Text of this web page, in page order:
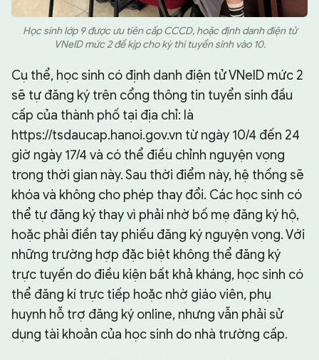
Học sinh lớp 9 được ưu tiên cấp CCCD, hoặc định danh điện tử
VNeID mức 2 để kịp cho kỳ thi tuyển sinh vào 10.
Cụ thể, học sinh có định danh điện tử VNeID mức 2
sẽ tự đăng ký trên cổng thông tin tuyển sinh đầu
cấp của thành phố tại địa chỉ: là
https://tsdaucap.hanoi.gov.vn từ ngày 10/4 đến 24
giờ ngày 17/4 và có thể điều chỉnh nguyện vọng
trong thời gian này. Sau thời điểm này, hệ thống sẽ
khóa và không cho phép thay đổi. Các học sinh có
thể tự đăng ký thay vì phải nhờ bố mẹ đăng ký hộ,
hoặc phải điền tay phiếu đăng ký nguyện vọng. Với
những trường hợp đặc biệt không thể đăng ký
trực tuyến do điều kiện bất khả kháng, học sinh có
thể đăng kí trực tiếp hoặc nhờ giáo viên, phụ
huynh hỗ trợ đăng ký online, nhưng vẫn phải sử
dụng tài khoản của học sinh do nhà trường cấp.